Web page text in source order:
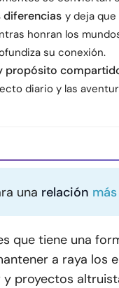
diferencias y deja
honran los
su conexión.
propósito
diario y las
una relación
que tiene una
a raya los
proyectos